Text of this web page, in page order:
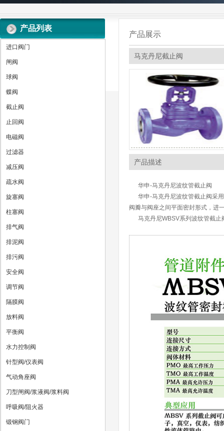
产品列表
进口阀门
闸阀
球阀
蝶阀
截止阀
止回阀
电磁阀
过滤器
减压阀
疏水阀
旋塞阀
柱塞阀
排气阀
排泥阀
排污阀
安全阀
调节阀
隔膜阀
放料阀
平衡阀
水力控制阀
针型阀/仪表阀
气动角座阀
刀型闸阀/浆液阀/浆料阀
呼吸阀/阻火器
锻钢阀门
产品展示
马克丹尼截止阀
产品描述
华申-马克丹尼波纹管截止阀
华申-马克丹尼波纹管截止阀采用
阀瓣与阀座之间平面密封形式，进
马克丹尼WBSV系列波纹管截止